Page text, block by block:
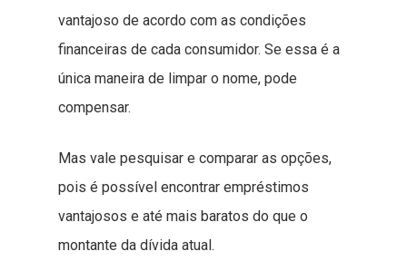
vantajoso de acordo com as condições
financeiras de cada consumidor. Se essa é a
única maneira de limpar o nome, pode
compensar.
Mas vale pesquisar e comparar as opções,
pois é possível encontrar empréstimos
vantajosos e até mais baratos do que o
montante da dívida atual.